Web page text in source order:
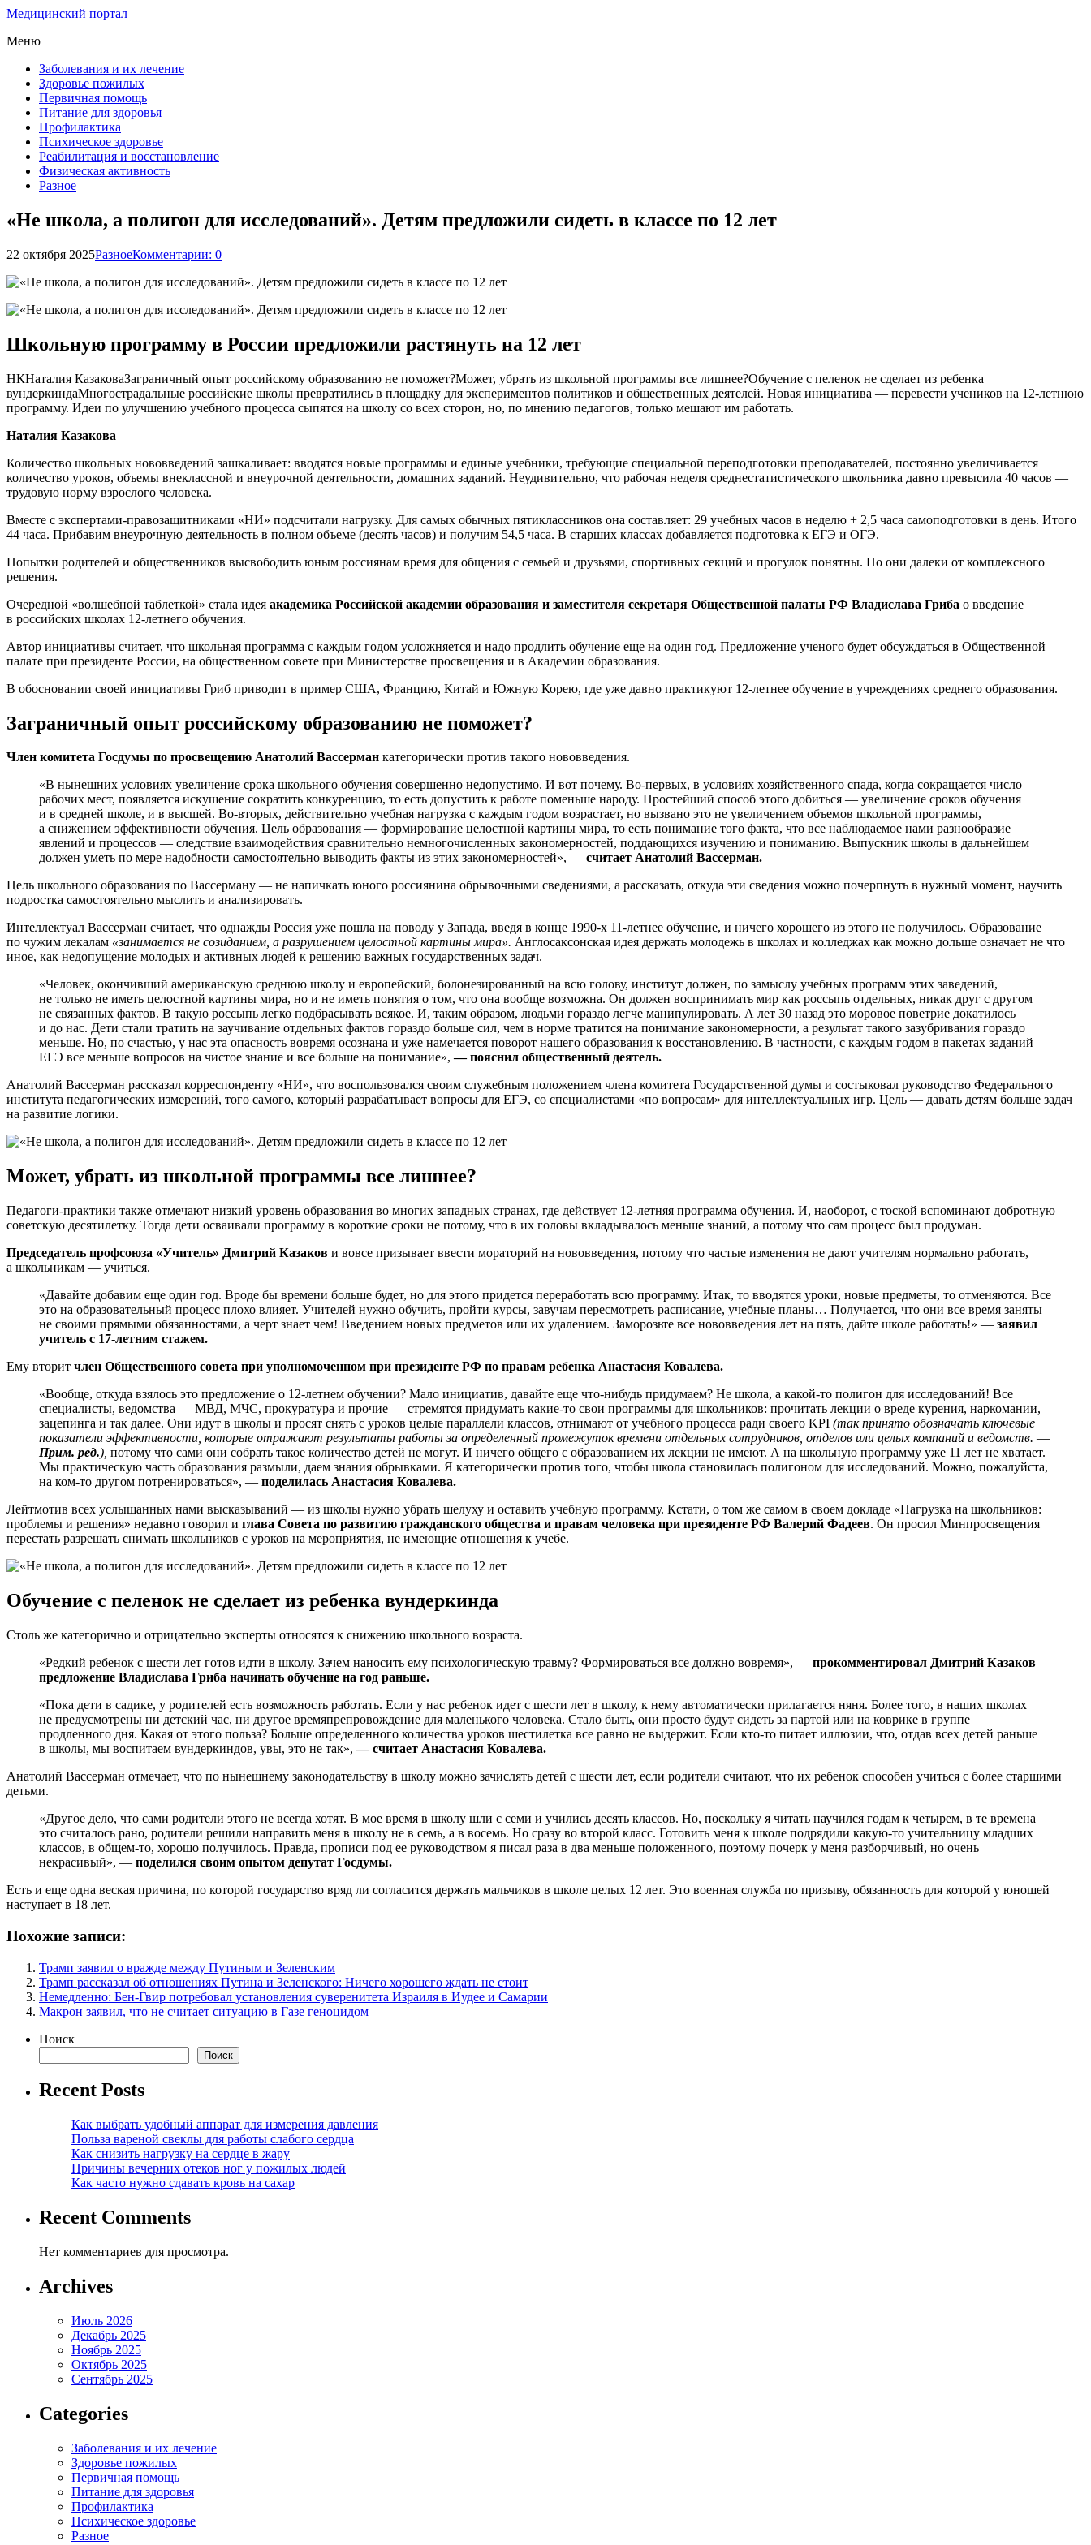
Медицинский портал
Меню
Заболевания и их лечение
Здоровье пожилых
Первичная помощь
Питание для здоровья
Профилактика
Психическое здоровье
Реабилитация и восстановление
Физическая активность
Разное
«Не школа, а полигон для исследований». Детям предложили сидеть в классе по 12 лет
22 октября 2025РазноеКомментарии: 0
Школьную программу в России предложили растянуть на 12 лет
НКНаталия КазаковаЗаграничный опыт российскому образованию не поможет?Может, убрать из школьной программы все лишнее?Обучение с пеленок не сделает из ребенка
вундеркиндаМногострадальные российские школы превратились в площадку для экспериментов политиков и общественных деятелей. Новая инициатива — перевести учеников на 12-летнюю
программу. Идеи по улучшению учебного процесса сыпятся на школу со всех сторон, но, по мнению педагогов, только мешают им работать.
Наталия Казакова
Количество школьных нововведений зашкаливает: вводятся новые программы и единые учебники, требующие специальной переподготовки преподавателей, постоянно увеличивается
количество уроков, объемы внеклассной и внеурочной деятельности, домашних заданий. Неудивительно, что рабочая неделя среднестатистического школьника давно превысила 40 часов —
трудовую норму взрослого человека.
Вместе с экспертами-правозащитниками «НИ» подсчитали нагрузку. Для самых обычных пятиклассников она составляет: 29 учебных часов в неделю + 2,5 часа самоподготовки в день. Итого
44 часа. Прибавим внеурочную деятельность в полном объеме (десять часов) и получим 54,5 часа. В старших классах добавляется подготовка к ЕГЭ и ОГЭ.
Попытки родителей и общественников высвободить юным россиянам время для общения с семьей и друзьями, спортивных секций и прогулок понятны. Но они далеки от комплексного
решения.
Очередной «волшебной таблеткой» стала идея академика Российской академии образования и заместителя секретаря Общественной палаты РФ Владислава Гриба о введение
в российских школах 12-летнего обучения.
Автор инициативы считает, что школьная программа с каждым годом усложняется и надо продлить обучение еще на один год. Предложение ученого будет обсуждаться в Общественной
палате при президенте России, на общественном совете при Министерстве просвещения и в Академии образования.
В обосновании своей инициативы Гриб приводит в пример США, Францию, Китай и Южную Корею, где уже давно практикуют 12-летнее обучение в учреждениях среднего образования.
Заграничный опыт российскому образованию не поможет?
Член комитета Госдумы по просвещению Анатолий Вассерман категорически против такого нововведения.
«В нынешних условиях увеличение срока школьного обучения совершенно недопустимо. И вот почему. Во-первых, в условиях хозяйственного спада, когда сокращается число
рабочих мест, появляется искушение сократить конкуренцию, то есть допустить к работе поменьше народу. Простейший способ этого добиться — увеличение сроков обучения
и в средней школе, и в высшей. Во-вторых, действительно учебная нагрузка с каждым годом возрастает, но вызвано это не увеличением объемов школьной программы,
а снижением эффективности обучения. Цель образования — формирование целостной картины мира, то есть понимание того факта, что все наблюдаемое нами разнообразие
явлений и процессов — следствие взаимодействия сравнительно немногочисленных закономерностей, поддающихся изучению и пониманию. Выпускник школы в дальнейшем
должен уметь по мере надобности самостоятельно выводить факты из этих закономерностей», — считает Анатолий Вассерман.
Цель школьного образования по Вассерману — не напичкать юного россиянина обрывочными сведениями, а рассказать, откуда эти сведения можно почерпнуть в нужный момент, научить
подростка самостоятельно мыслить и анализировать.
Интеллектуал Вассерман считает, что однажды Россия уже пошла на поводу у Запада, введя в конце 1990-х 11-летнее обучение, и ничего хорошего из этого не получилось. Образование
по чужим лекалам «занимается не созиданием, а разрушением целостной картины мира». Англосаксонская идея держать молодежь в школах и колледжах как можно дольше означает не что
иное, как недопущение молодых и активных людей к решению важных государственных задач.
«Человек, окончивший американскую среднюю школу и европейский, болонезированный на всю голову, институт должен, по замыслу учебных программ этих заведений,
не только не иметь целостной картины мира, но и не иметь понятия о том, что она вообще возможна. Он должен воспринимать мир как россыпь отдельных, никак друг с другом
не связанных фактов. В такую россыпь легко подбрасывать всякое. И, таким образом, людьми гораздо легче манипулировать. А лет 30 назад это моровое поветрие докатилось
и до нас. Дети стали тратить на заучивание отдельных фактов гораздо больше сил, чем в норме тратится на понимание закономерности, а результат такого зазубривания гораздо
меньше. Но, по счастью, у нас эта опасность вовремя осознана и уже намечается поворот нашего образования к восстановлению. В частности, с каждым годом в пакетах заданий
ЕГЭ все меньше вопросов на чистое знание и все больше на понимание»,— пояснил общественный деятель.
Анатолий Вассерман рассказал корреспонденту «НИ», что воспользовался своим служебным положением члена комитета Государственной думы и состыковал руководство Федерального
института педагогических измерений, того самого, который разрабатывает вопросы для ЕГЭ, со специалистами «по вопросам» для интеллектуальных игр. Цель — давать детям больше задач
на развитие логики.
Может, убрать из школьной программы все лишнее?
Педагоги-практики также отмечают низкий уровень образования во многих западных странах, где действует 12-летняя программа обучения. И, наоборот, с тоской вспоминают добротную
советскую десятилетку. Тогда дети осваивали программу в короткие сроки не потому, что в их головы вкладывалось меньше знаний, а потому что сам процесс был продуман.
Председатель профсоюза «Учитель» Дмитрий Казаков и вовсе призывает ввести мораторий на нововведения, потому что частые изменения не дают учителям нормально работать,
а школьникам — учиться.
«Давайте добавим еще один год. Вроде бы времени больше будет, но для этого придется переработать всю программу. Итак, то вводятся уроки, новые предметы, то отменяются. Все
это на образовательный процесс плохо влияет. Учителей нужно обучить, пройти курсы, завучам пересмотреть расписание, учебные планы… Получается, что они все время заняты
не своими прямыми обязанностями, а черт знает чем! Введением новых предметов или их удалением. Заморозьте все нововведения лет на пять, дайте школе работать!» — заявил
учитель с 17-летним стажем.
Ему вторит член Общественного совета при уполномоченном при президенте РФ по правам ребенка Анастасия Ковалева.
«Вообще, откуда взялось это предложение о 12-летнем обучении? Мало инициатив, давайте еще что-нибудь придумаем? Не школа, а какой-то полигон для исследований! Все
специалисты, ведомства — МВД, МЧС, прокуратура и прочие — стремятся придумать какие-то свои программы для школьников: прочитать лекции о вреде курения, наркомании,
зацепинга и так далее. Они идут в школы и просят снять с уроков целые параллели классов, отнимают от учебного процесса ради своего KPI (так принято обозначать ключевые
показатели эффективности, которые отражают результаты работы за определенный промежуток времени отдельных сотрудников, отделов или целых компаний и ведомств. —
Прим. ред.), потому что сами они собрать такое количество детей не могут. И ничего общего с образованием их лекции не имеют. А на школьную программу уже 11 лет не хватает.
Мы практическую часть образования размыли, даем знания обрывками. Я категорически против того, чтобы школа становилась полигоном для исследований. Можно, пожалуйста,
на ком-то другом потренироваться», — поделилась Анастасия Ковалева.
Лейтмотив всех услышанных нами высказываний — из школы нужно убрать шелуху и оставить учебную программу. Кстати, о том же самом в своем докладе «Нагрузка на школьников:
проблемы и решения» недавно говорил и глава Совета по развитию гражданского общества и правам человека при президенте РФ Валерий Фадеев. Он просил Минпросвещения
перестать разрешать снимать школьников с уроков на мероприятия, не имеющие отношения к учебе.
Обучение с пеленок не сделает из ребенка вундеркинда
Столь же категорично и отрицательно эксперты относятся к снижению школьного возраста.
«Редкий ребенок с шести лет готов идти в школу. Зачем наносить ему психологическую травму? Формироваться все должно вовремя», — прокомментировал Дмитрий Казаков
предложение Владислава Гриба начинать обучение на год раньше.
«Пока дети в садике, у родителей есть возможность работать. Если у нас ребенок идет с шести лет в школу, к нему автоматически прилагается няня. Более того, в наших школах
не предусмотрены ни детский час, ни другое времяпрепровождение для маленького человека. Стало быть, они просто будут сидеть за партой или на коврике в группе
продленного дня. Какая от этого польза? Больше определенного количества уроков шестилетка все равно не выдержит. Если кто-то питает иллюзии, что, отдав всех детей раньше
в школы, мы воспитаем вундеркиндов, увы, это не так»,— считает Анастасия Ковалева.
Анатолий Вассерман отмечает, что по нынешнему законодательству в школу можно зачислять детей с шести лет, если родители считают, что их ребенок способен учиться с более старшими
детьми.
«Другое дело, что сами родители этого не всегда хотят. В мое время в школу шли с семи и учились десять классов. Но, поскольку я читать научился годам к четырем, в те времена
это считалось рано, родители решили направить меня в школу не в семь, а в восемь. Но сразу во второй класс. Готовить меня к школе подрядили какую-то учительницу младших
классов, в общем-то, хорошо получилось. Правда, прописи под ее руководством я писал раза в два меньше положенного, поэтому почерк у меня разборчивый, но очень
некрасивый», — поделился своим опытом депутат Госдумы.
Есть и еще одна веская причина, по которой государство вряд ли согласится держать мальчиков в школе целых 12 лет. Это военная служба по призыву, обязанность для которой у юношей
наступает в 18 лет.
Похожие записи:
Трамп заявил о вражде между Путиным и Зеленским
Трамп рассказал об отношениях Путина и Зеленского: Ничего хорошего ждать не стоит
Немедленно: Бен-Гвир потребовал установления суверенитета Израиля в Иудее и Самарии
Макрон заявил, что не считает ситуацию в Газе геноцидом
Поиск
Поиск
Recent Posts
Как выбрать удобный аппарат для измерения давления
Польза вареной свеклы для работы слабого сердца
Как снизить нагрузку на сердце в жару
Причины вечерних отеков ног у пожилых людей
Как часто нужно сдавать кровь на сахар
Recent Comments
Нет комментариев для просмотра.
Archives
Июль 2026
Декабрь 2025
Ноябрь 2025
Октябрь 2025
Сентябрь 2025
Categories
Заболевания и их лечение
Здоровье пожилых
Первичная помощь
Питание для здоровья
Профилактика
Психическое здоровье
Разное